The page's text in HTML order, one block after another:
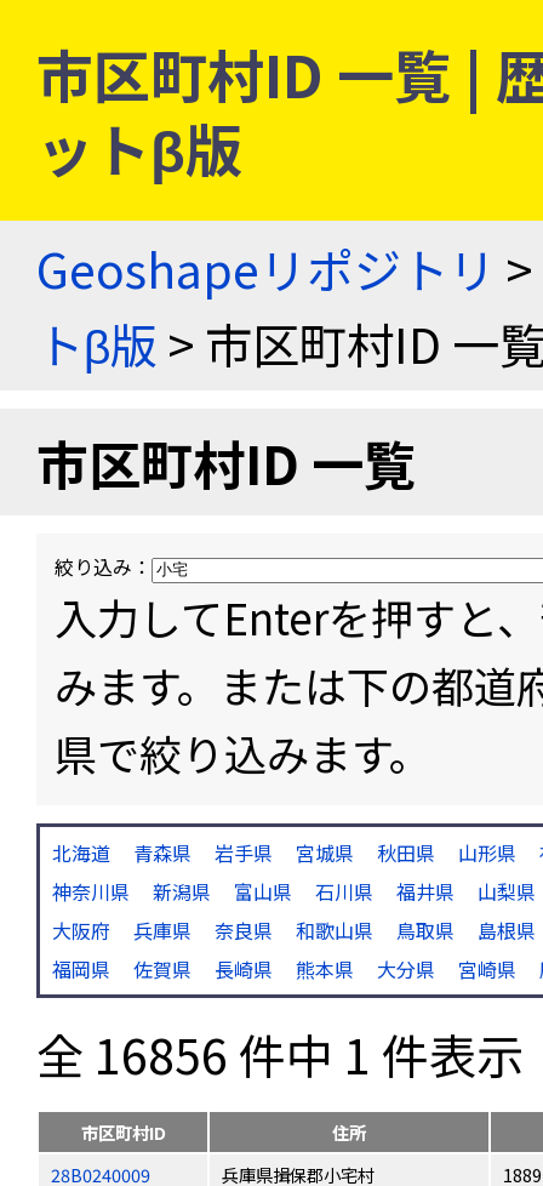
市区町村ID 一覧 |
ットβ版
Geoshapeリポジトリ >
トβ版 > 市区町村ID 一
市区町村ID 一覧
絞り込み：
入力してEnterを押すと
みます。または下の都道
県で絞り込みます。
北海道 青森県 岩手県 宮城県 秋田県 山形県
神奈川県
新潟県 富山県 石川県 福井県
山梨県
大阪府
兵庫県 奈良県 和歌山県 鳥取県
島根県
福岡県
佐賀県 長崎県 熊本県 大分県 宮崎県
全 16856 件中 1 件表示
市区町村ID
住所
28B0240009
兵庫県揖保郡小宅村